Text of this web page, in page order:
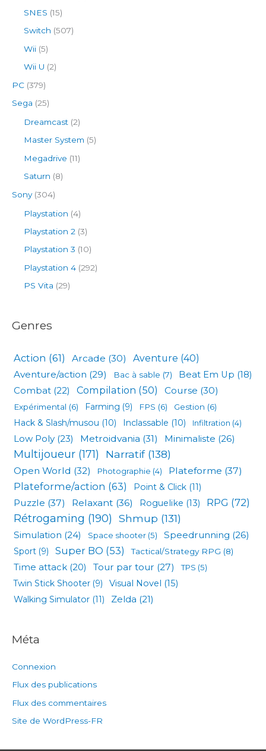
SNES (15)
Switch (507)
Wii (5)
Wii U (2)
PC (379)
Sega (25)
Dreamcast (2)
Master System (5)
Megadrive (11)
Saturn (8)
Sony(304)
Playstation (4)
Playstation 2 (3)
Playstation 3 (10)
Playstation 4 (292)
PS Vita (29)
Genres
Action (61) Arcade (30) Aventure (40)
Aventure/action (29) Bac à sable (7) Beat Em Up (18)
Combat (22) Compilation (50) Course (30)
Expérimental (6) Farming (9) FPS (6) Gestion (6)
Hack & Slash/musou (10) Inclassable (10) Infiltration (4)
Low Poly (23) Metroidvania (31) Minimaliste (26)
Multijoueur (171) Narratif(138)
Open World (32) Photographie (4) Plateforme (37)
Plateforme/action (63) Point & Click (11)
Puzzle (37) Relaxant (36) Roguelike (13) RPG (72)
Rétrogaming (190) Shmup (131)
Simulation (24) Space shooter (5) Speedrunning (26)
Sport (9) Super BO (53) Tactical/Strategy RPG (8)
Time attack (20) Tour par tour (27) TPS (5)
Twin Stick Shooter (9) Visual Novel
(15)
Walking Simulator (11) Zelda (21)
Méta
Connexion
Flux des publications
Flux des commentaires
Site de WordPress-FR